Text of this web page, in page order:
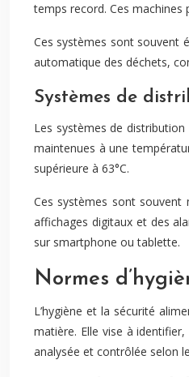
temps record. Ces machines
Ces systèmes sont souvent
automatique des déchets,
Systèmes de
Les systèmes de
maintenues à une
supérieure à 63°C.
Ces systèmes sont
affichages digitaux et des
sur smartphone ou tablette.
Normes
L’hygiène et la sécurité
matière. Elle vise à
analysée et contrôlée selon